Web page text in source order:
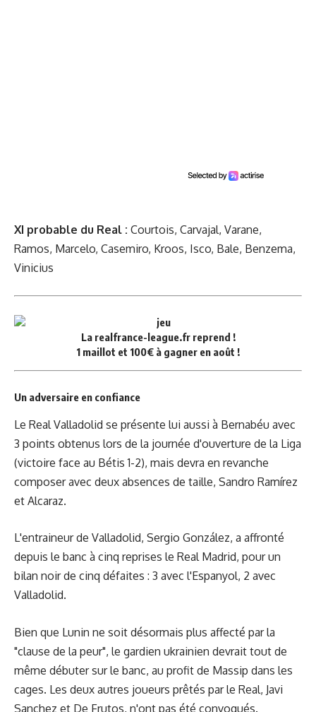
XI probable du Real : Courtois, Carvajal, Varane,
Ramos, Marcelo, Casemiro, Kroos, Isco, Bale, Benzema,
Vinicius
La realfrance-league.frreprend !
1 maillot et 100€ à gagner en août !
Un adversaire en confiance
Le Real Valladolid se présente lui aussi à Bernabéu avec
3 points obtenus lors de la journée d'ouverture de la Liga
(victoire face au Bétis 1-2), mais devra en revanche
composer avec deux absences de taille, Sandro Ramírez
et Alcaraz.
L'entraineur de Valladolid, Sergio González, a affronté
depuis le banc à cinq reprises le Real Madrid, pour un
bilan noir de cinq défaites : 3 avec l'Espanyol, 2 avec
Valladolid.
Bien que Lunin ne soit désormais plus affecté par la
"clause de la peur", le gardien ukrainien devrait tout de
même débuter sur le banc, au profit de Massip dans les
cages. Les deux autres joueurs prêtés par le Real, Javi
Sanchez et De Frutos, n'ont pas été convoqués.